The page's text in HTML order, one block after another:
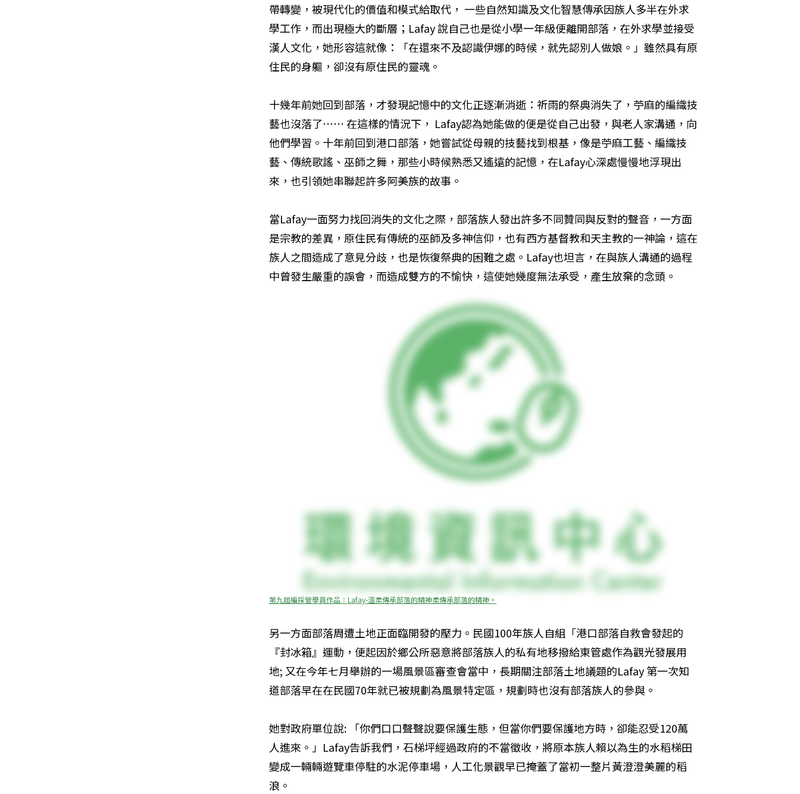
帶轉變，被現代化的價值和模式給取代， 一些自然知識及文化智慧傳承因族人多半在外求
學工作，而出現極大的斷層；Lafay 說自己也是從小學一年級便離開部落，在外求學並接受
漢人文化，她形容這就像：「在還來不及認識伊娜的時候，就先認別人做娘。」雖然具有原
住民的身軀，卻沒有原住民的靈魂。
十幾年前她回到部落，才發現記憶中的文化正逐漸消逝：祈雨的祭典消失了，苧麻的編織技
藝也沒落了⋯⋯ 在這樣的情況下， Lafay認為她能做的便是從自己出發，與老人家溝通，向
他們學習。十年前回到港口部落，她嘗試從母親的技藝找到根基，像是苧麻工藝、編織技
藝、傳統歌謠、巫師之舞，那些小時候熟悉又遙遠的記憶，在Lafay心深處慢慢地浮現出
來，也引領她串聯起許多阿美族的故事。
當Lafay一面努力找回消失的文化之際，部落族人發出許多不同贊同與反對的聲音，一方面
是宗教的差異，原住民有傳統的巫師及多神信仰，也有西方基督教和天主教的一神論，這在
族人之間造成了意見分歧，也是恢復祭典的困難之處。Lafay也坦言，在與族人溝通的過程
中曾發生嚴重的誤會，而造成雙方的不愉快，這使她幾度無法承受，產生放棄的念頭。
第九屆編採營學員作品：Lafay-溫柔傳承部落的精神柔傳承部落的精神。
另一方面部落周遭土地正面臨開發的壓力。民國100年族人自組「港口部落自救會發起的
『封冰箱』運動，便起因於鄉公所惡意將部落族人的私有地移撥給東管處作為觀光發展用
地; 又在今年七月舉辦的一場風景區審查會當中，長期關注部落土地議題的Lafay 第一次知
道部落早在在民國70年就已被規劃為風景特定區，規劃時也沒有部落族人的參與。
她對政府單位說: 「你們口口聲聲說要保護生態，但當你們要保護地方時，卻能忍受120萬
人進來。」Lafay告訴我們，石梯坪經過政府的不當徵收，將原本族人賴以為生的水稻梯田
變成一輛輛遊覽車停駐的水泥停車場，人工化景觀早已掩蓋了當初一整片黃澄澄美麗的稻
浪。